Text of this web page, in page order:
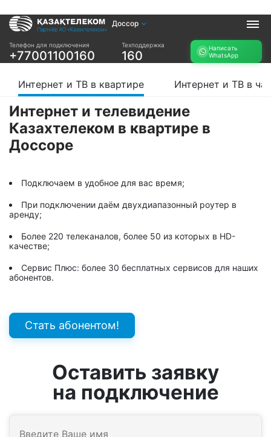
Доссор
Телефон для подключения
+77001100160
Техподдержка
160
Написать
WhatsApp
Услуги
Интернет и ТВ в
Интернет и ТВ в
частном доме
Интернет в офис
Прочее
Проверить
Проверить
возможность
подключения по
названию ЖК
Новости
подбор тарифа
Подключиться к
КазахТелеком
Интернет и ТВ в квартире Интернет и ТВ в
Интернет и телевидение
Казахтелеком в квартире в
Доссоре
Подключаем в удобное для вас время;
При подключении даём двухдиапазонный роутер в
аренду;
Более 220 телеканалов, более 50 из которых в HD-
качестве;
Сервис Плюс: более 30 бесплатных сервисов для наших
абонентов.
Стать абонентом!
Оставить заявку
на подключение